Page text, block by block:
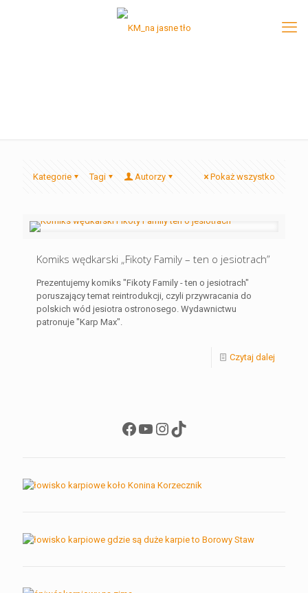
Kategorie Tagi Autorzy Pokaż wszystko
Komiks wędkarski „Fikoty Family – ten o jesiotrach”
Prezentujemy komiks "Fikoty Family - ten o jesiotrach"
poruszający temat reintrodukcji, czyli przywracania do
polskich wód jesiotra ostronosego. Wydawnictwu
patronuje "Karp Max".
Czytaj dalej
Facebook
YouTube
Instagram
TikTok